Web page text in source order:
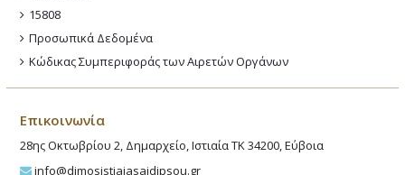
15808
Προσωπικά Δεδομένα
Κώδικας Συμπεριφοράς των Αιρετών Οργάνων
Επικοινωνία
28ης Οκτωβρίου 2, Δημαρχείο, Ιστιαία ΤΚ 34200, Εύβοια
info@dimosistiaiasaidipsou.gr